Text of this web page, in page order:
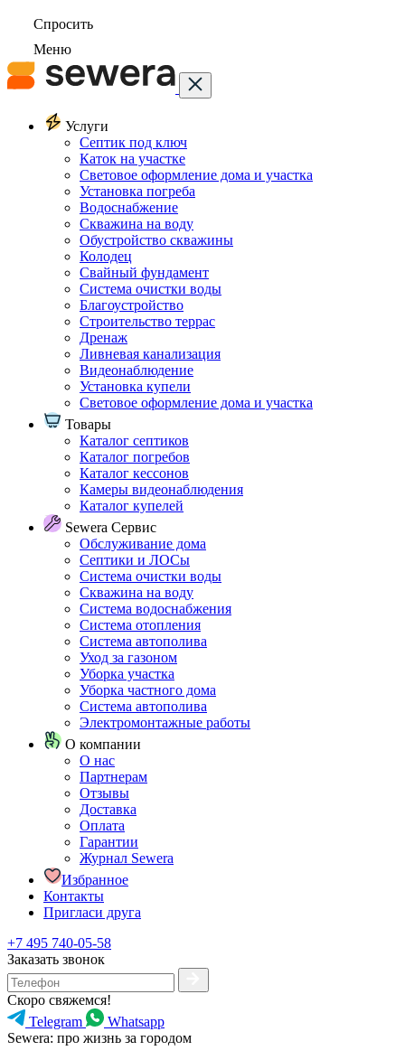
Спросить
Меню
Услуги
Септик под ключ
Каток на участке
Световое оформление дома и участка
Установка погреба
Водоснабжение
Скважина на воду
Обустройство скважины
Колодец
Свайный фундамент
Система очистки воды
Благоустройство
Строительство террас
Дренаж
Ливневая канализация
Видеонаблюдение
Установка купели
Световое оформление дома и участка
Товары
Каталог септиков
Каталог погребов
Каталог кессонов
Камеры видеонаблюдения
Каталог купелей
Sewera Сервис
Обслуживание дома
Септики и ЛОСы
Система очистки воды
Скважина на воду
Система водоснабжения
Система отопления
Система автополива
Уход за газоном
Уборка участка
Уборка частного дома
Система автополива
Электромонтажные работы
О компании
О нас
Партнерам
Отзывы
Доставка
Оплата
Гарантии
Журнал Sewera
Избранное
Контакты
Пригласи друга
+7 495 740-05-58
Заказать звонок
Скоро свяжемся!
Telegram
Whatsapp
Sewera: про жизнь за городом